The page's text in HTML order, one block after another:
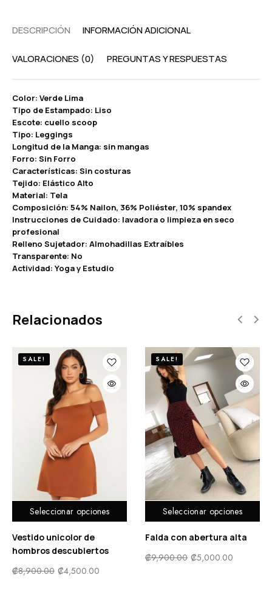
DESCRIPCIÓN INFORMACIÓN ADICIONAL
VALORACIONES (0) PREGUNTAS Y RESPUESTAS
Color: Verde Lima
Tipo de Estampado: Liso
Escote: cuello scoop
Tipo: Leggings
Longitud de la Manga: sin mangas
Forro: Sin Forro
Características: Sin costuras
Tejido: Elástico Alto
Material: Tela
Composición: 54% Nailon, 36% Poliéster, 10% spandex
Instrucciones de Cuidado: lavadora o limpieza en seco
profesional
Relleno Sujetador: Almohadillas Extraíbles
Transparente: No
Actividad: Yoga y Estudio
Relacionados
Seleccionar opciones
SALE!
Vestido unicolor de
hombros descubiertos
₡8,900.00 ₡4,500.00
Seleccionar opciones
SALE!
Falda con abertura alta
₡9,900.00 ₡5,000.00